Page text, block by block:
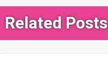
Related Posts